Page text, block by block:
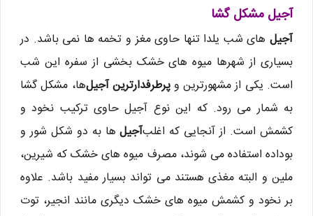
آجیل مشکل گشا
آجیل های شب یلدا تنها حاوی مغز و تخمه ها نمی باشد. در
بسیاری از شهرها میوه های خشک بخشی از سفره این شب
است. یکی از مشهورترین وپرطرفدارترین آجیلها، مشکل گشا
به شمار می رود. که این نوع آجیل حاوی ترکیب نخود و
کشمش است. از آنجایی که اغلبآجیلها به دو شکل شور و
بوداده استفاده می شوند، مصرف میوه های خشک که شیرین،
ملین و البته مغذی هستند می تواند بسیار مفید باشد. علاوه
بر نخود و کشمش میوه های خشک دیگری مانند انجیر، توت